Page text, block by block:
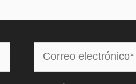
Correo
electrónico*